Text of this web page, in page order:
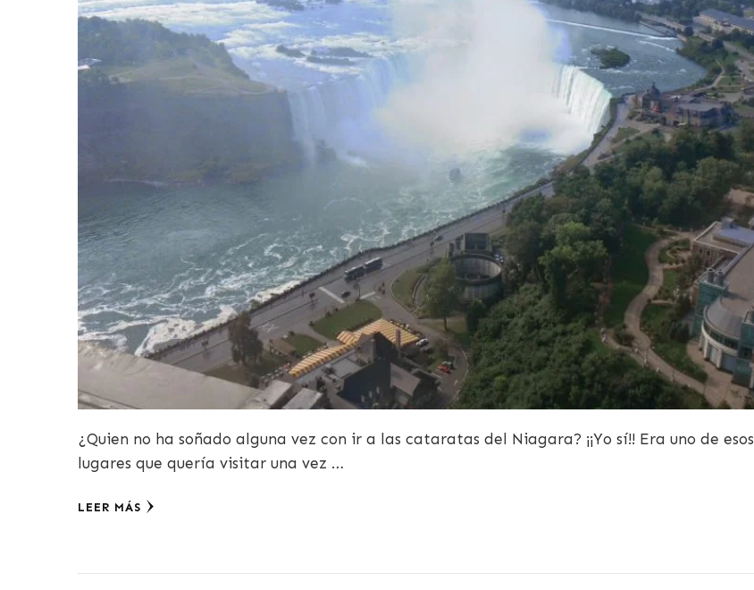
¿Quien no ha soñado alguna vez con ir a las cataratas del Niagara? ¡¡Yo sí!! Era uno de esos
lugares que quería visitar una vez …
LEER MÁS